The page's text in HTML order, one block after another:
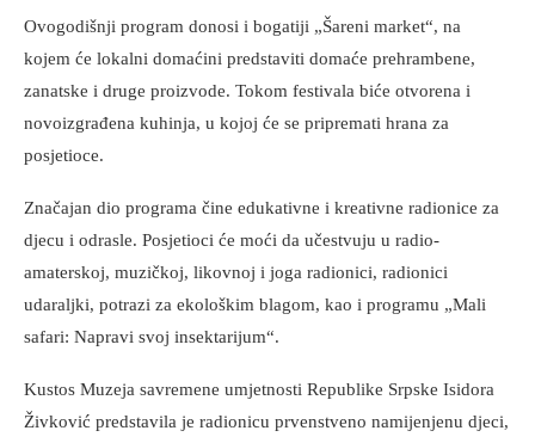
Ovogodišnji program donosi i bogatiji „Šareni market“, na
kojem će lokalni domaćini predstaviti domaće prehrambene,
zanatske i druge proizvode. Tokom festivala biće otvorena i
novoizgrađena kuhinja, u kojoj će se pripremati hrana za
posjetioce.
Značajan dio programa čine edukativne i kreativne radionice za
djecu i odrasle. Posjetioci će moći da učestvuju u radio-
amaterskoj, muzičkoj, likovnoj i joga radionici, radionici
udaraljki, potrazi za ekološkim blagom, kao i programu „Mali
safari: Napravi svoj insektarijum“.
Kustos Muzeja savremene umjetnosti Republike Srpske Isidora
Živković predstavila je radionicu prvenstveno namijenjenu djeci,